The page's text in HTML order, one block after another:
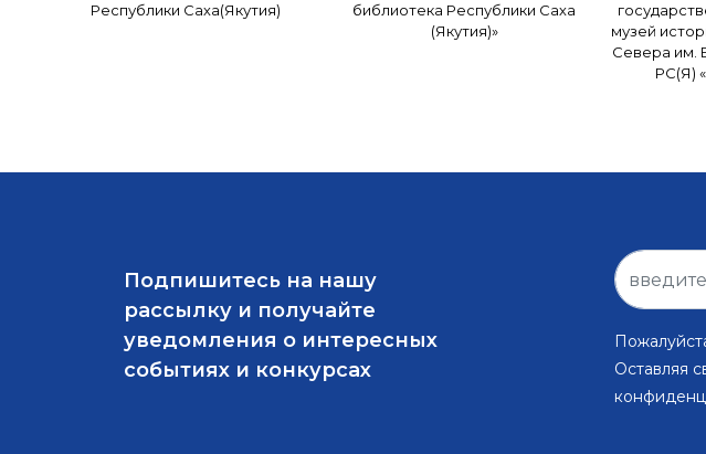
Республики Саха(Якутия)
библиотека Республики Саха
(Якутия)»
музей
Севера им.
РС(Я)
Подпишитесь на нашу
рассылку и получайте
уведомления о интересных
событиях и конкурсах
Оставляя